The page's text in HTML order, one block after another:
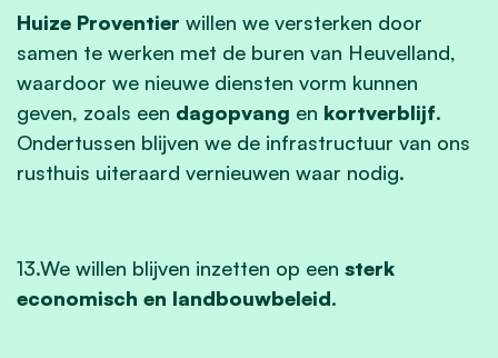
Huize Proventier willen we versterken door
samen te werken met de buren van Heuvelland,
waardoor we nieuwe diensten vorm kunnen
geven, zoals een dagopvang en kortverblijf.
Ondertussen blijven we de infrastructuur van ons
rusthuis uiteraard vernieuwen waar nodig.
13.We willen blijven inzetten op een sterk
economisch en landbouwbeleid.